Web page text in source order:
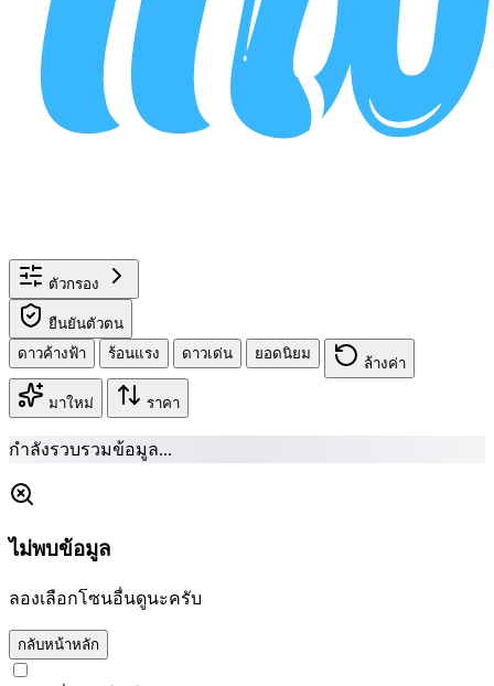
ตัวกรอง
ยืนยันตัวตน
ดาวค้างฟ้า
ร้อนแรง ดาวเด่น ยอดนิยม
ล้างค่า
มาใหม่ ราคา
กำลังรวบรวมข้อมูล...
ไม่พบข้อมูล
ลองเลือกโซนอื่นดูนะครับ
กลับหน้าหลัก